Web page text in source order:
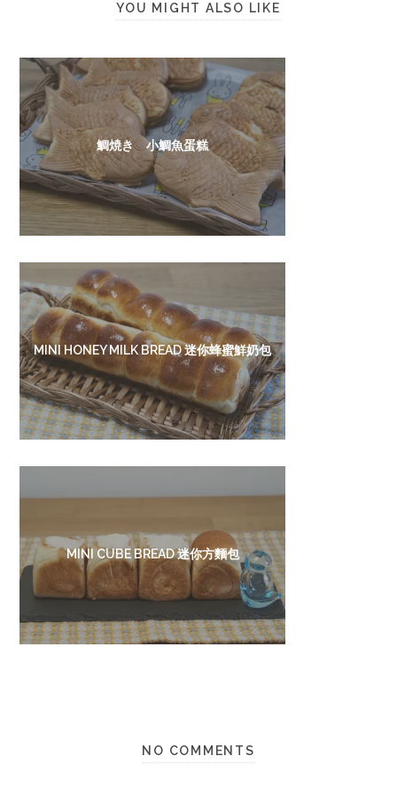
YOU MIGHT ALSO LIKE
鯛焼き 小鯛魚蛋糕
MINI HONEY MILK BREAD 迷你蜂蜜鮮奶包
MINI CUBE BREAD 迷你方麵包
NO COMMENTS